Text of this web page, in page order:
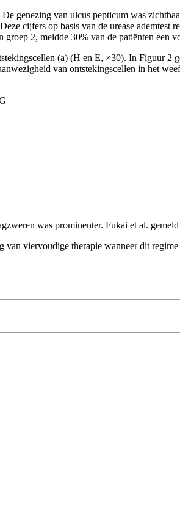
genezing van ulcus pepticum was
cijfers op basis van de urease ademtest
2, meldde 30% van de patiënten een
(a) (H en E, ×30). In Figuur
van ontstekingscellen in het
was prominenter. Fukai et al.
viervoudige therapie wanneer dit